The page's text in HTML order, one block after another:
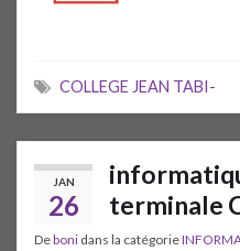
COLLEGE JEAN TABI-
JAN
26
terminale
Deboni dans la catégorie